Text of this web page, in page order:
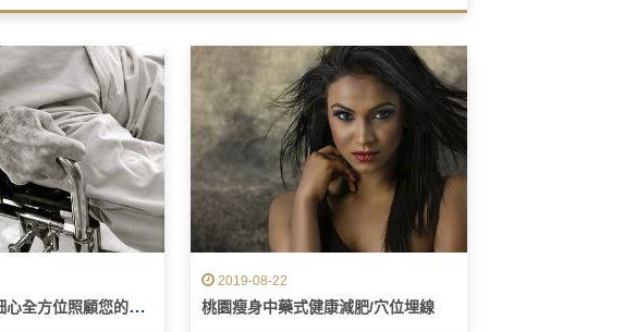
人力看護貼心細心全方位照顧您的愛人
2019-08-22
桃園瘦身中藥式健康減肥/穴位埋線